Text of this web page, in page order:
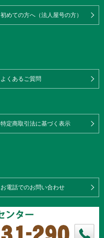
初めての方へ（法人屋号の方）
よくあるご質問
特定商取引法に基づく表示
お電話でのお問い合わせ